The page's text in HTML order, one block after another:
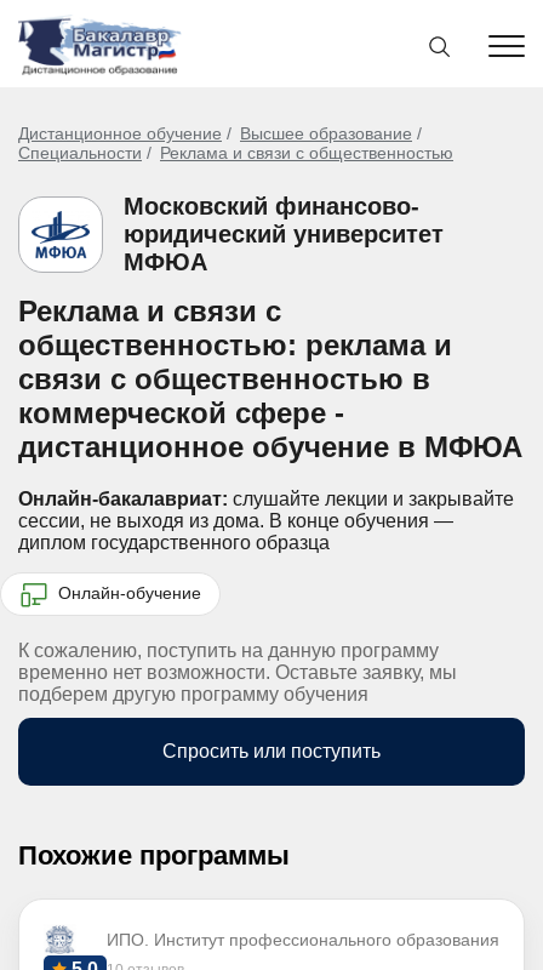
Дистанционное обучение
Высшее образование
Специальности
Реклама и связи с общественностью
Московский финансово-
юридический университет
МФЮА
Реклама и связи с
общественностью: реклама и
связи с общественностью в
коммерческой сфере -
дистанционное обучение в МФЮА
Онлайн-бакалавриат: слушайте лекции и закрывайте
сессии, не выходя из дома. В конце обучения —
диплом государственного образца
Онлайн-обучение
К сожалению, поступить на данную программу
временно нет возможности. Оставьте заявку, мы
подберем другую программу обучения
Спросить или поступить
Похожие программы
ИПО. Институт профессионального образования